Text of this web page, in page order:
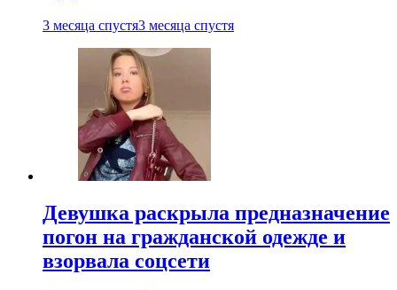
3 месяца спустя3 месяца спустя
Девушка раскрыла предназначение
погон на гражданской одежде и
взорвала соцсети